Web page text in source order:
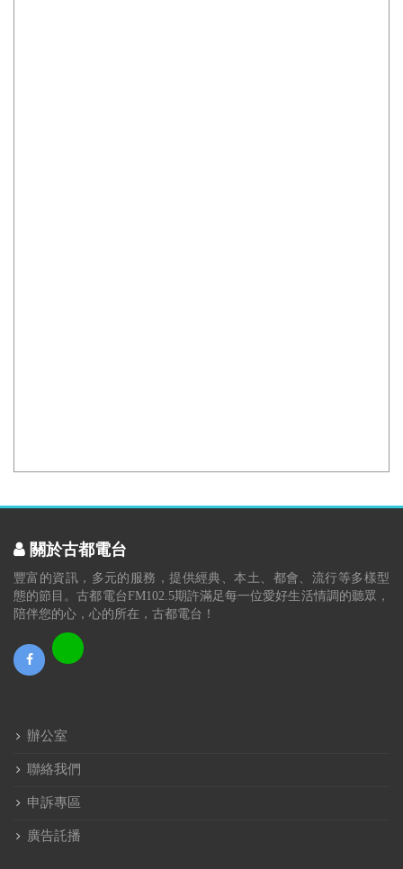
關於古都電台
豐富的資訊，多元的服務，提供經典、本土、都會、流行等多樣型
態的節目。古都電台FM102.5期許滿足每一位愛好生活情調的聽眾，
陪伴您的心，心的所在，古都電台！
辦公室
聯絡我們
申訴專區
廣告託播